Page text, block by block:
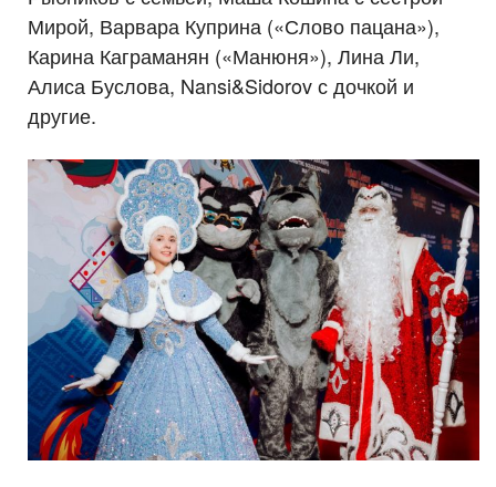
Мирой, Варвара Куприна («Слово пацана»),
Карина Каграманян («Манюня»), Лина Ли,
Алиса Буслова, Nansi&Sidorov с дочкой и
другие.